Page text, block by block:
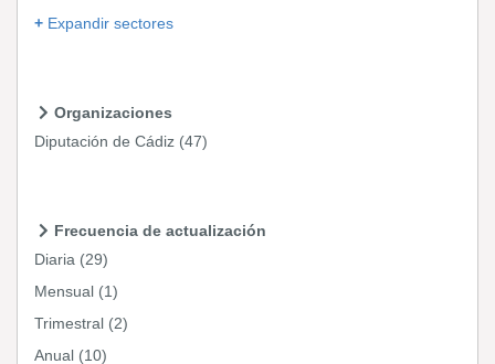
Expandir sectores
Organizaciones
Diputación de Cádiz (47)
Frecuencia de actualización
Diaria (29)
Mensual (1)
Trimestral (2)
Anual (10)